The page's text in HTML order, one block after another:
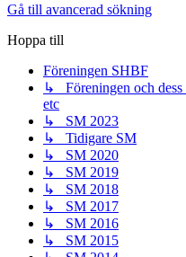
Gå till avancerad sökning
Hoppa till
Föreningen SHBF
↳ Föreningen och dess
etc
↳ SM 2023
↳ Tidigare SM
↳ SM 2020
↳ SM 2019
↳ SM 2018
↳ SM 2017
↳ SM 2016
↳ SM 2015